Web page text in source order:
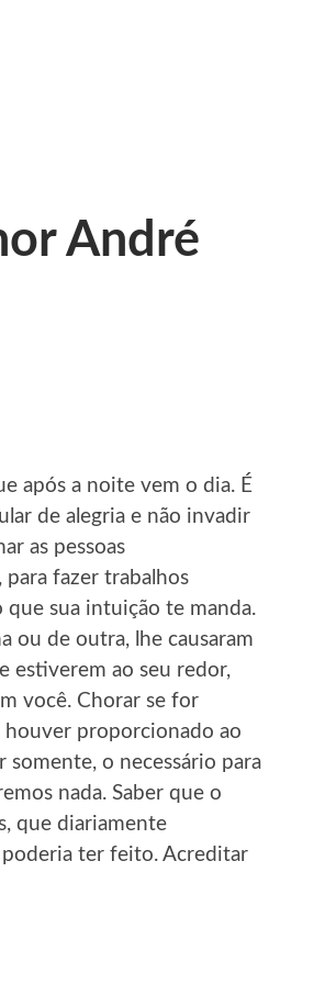
André
após a noite vem o dia. É
de alegria e não invadir
as pessoas
fazer trabalhos
sua intuição te manda.
ou de outra, lhe causaram
estiverem ao seu redor,
você. Chorar se for
houver proporcionado ao
somente, o necessário para
nada. Saber que o
que diariamente
poderia ter feito. Acreditar